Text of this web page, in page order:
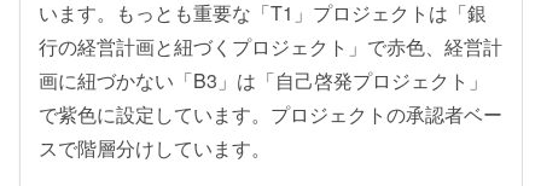
います。もっとも重要な「T1」プロジェクトは「銀
行の経営計画と紐づくプロジェクト」で赤色、経営計
画に紐づかない「B3」は「自己啓発プロジェクト」
で紫色に設定しています。プロジェクトの承認者ベー
スで階層分けしています。